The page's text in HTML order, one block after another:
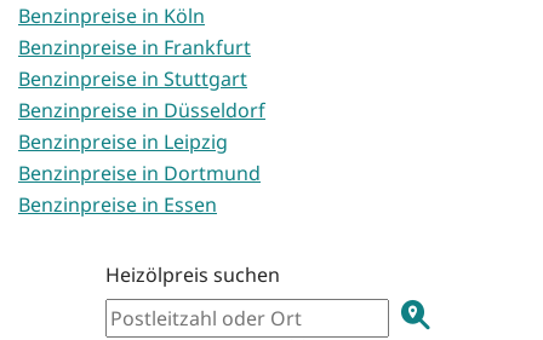
Benzinpreise in Köln
Benzinpreise in Frankfurt
Benzinpreise in Stuttgart
Benzinpreise in Düsseldorf
Benzinpreise in Leipzig
Benzinpreise in Dortmund
Benzinpreise in Essen
Heizölpreis suchen